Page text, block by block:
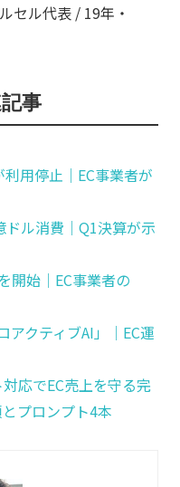
セル代表 / 19年・
事
用停止｜EC事業者が
ル消費｜Q1決算が示
開始｜EC事業者の
アクティブAI」｜EC運
応でEC売上を守る完
プロンプト4本